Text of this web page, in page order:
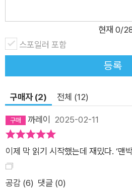
해결에 성공한 이는 성취를 이룬 ‘진
못한 이는 ‘패배자’로서 자취를 감춘다
모델이 추종되는 남성 사회에서 남성
진지하게 이야기 나눌 사람을 찾지 못
사에 따르면 영국 남성 응답자 3명 중
는지 물었을 때 거의 절반이 ‘아무도
외로움이 남성을 죽이는 방식 남자들
지고 있는가 ‘마음 둘 곳’을 찾지 못한 이들은 세대별로 다른 항로
를 향해 내달린다. 젊은 남성들은 온라
남성계(Manosphere, 매노스피어) 커
현재 0/
스포일러 포함
등록
구매자 (2) 전체 (12)
까레이 2025-02-11
이제 막 읽기 시작했는데 재밌다. ‘맨
공감 (6) 댓글 (0)